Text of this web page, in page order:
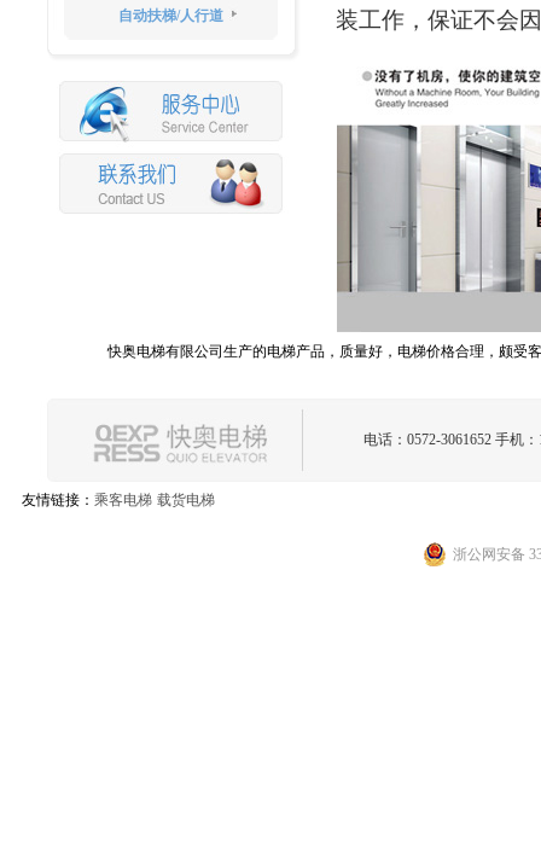
自动扶梯/人行道
装工作，保证不会
快奥电梯有限公司生产的电梯产品，质量好，电梯价格合理，颇受
快奥电梯有限公司生产的电梯产品，质量好，电梯价格合理，颇受
电话：0572-3061652 手机
友情链接： 乘客电梯 载货电梯
浙公网安备